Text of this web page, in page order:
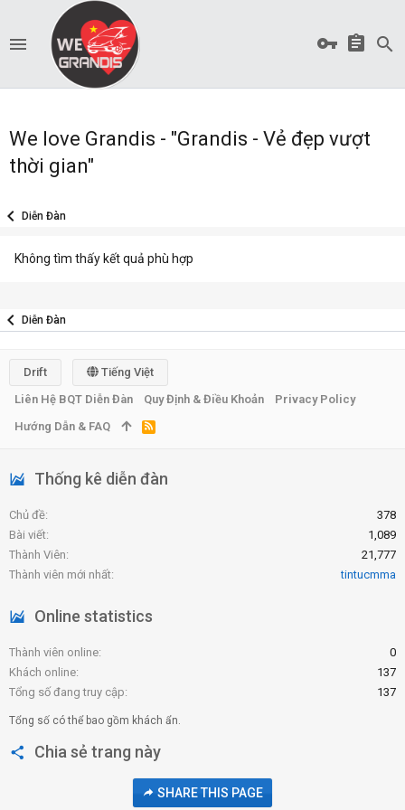
We love Grandis - "Grandis - Vẻ đẹp vượt
thời gian"
Diễn Đàn
Không tìm thấy kết quả phù hợp
Diễn Đàn
Thống kê diễn đàn
Chủ đề
378
Bài viết
1,089
Thành Viên
21,777
Thành viên mới nhất
tintucmma
Online statistics
Thành viên online
0
Khách online
137
Tổng số đang truy cập
137
Tổng số có thể bao gồm khách ẩn.
Chia sẻ trang này
SHARE THIS PAGE
Drift
Tiếng Việt
Liên Hệ BQT Diễn Đàn
Quy Định & Điều Khoản
Privacy Policy
Hướng Dẫn & FAQ
R
S